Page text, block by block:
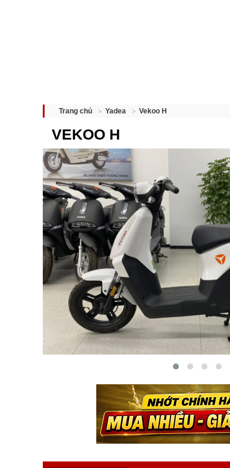
Trang chủ Yadea Vekoo H
VEKOO H